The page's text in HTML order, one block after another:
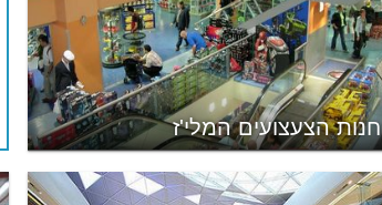
חנות הצעצועים המלי'ז